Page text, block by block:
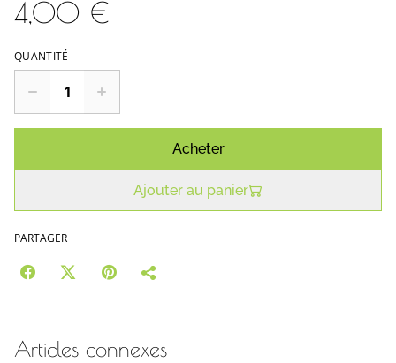
4,00 €
QUANTITÉ
Acheter
Ajouter au panier
PARTAGER
Articles connexes